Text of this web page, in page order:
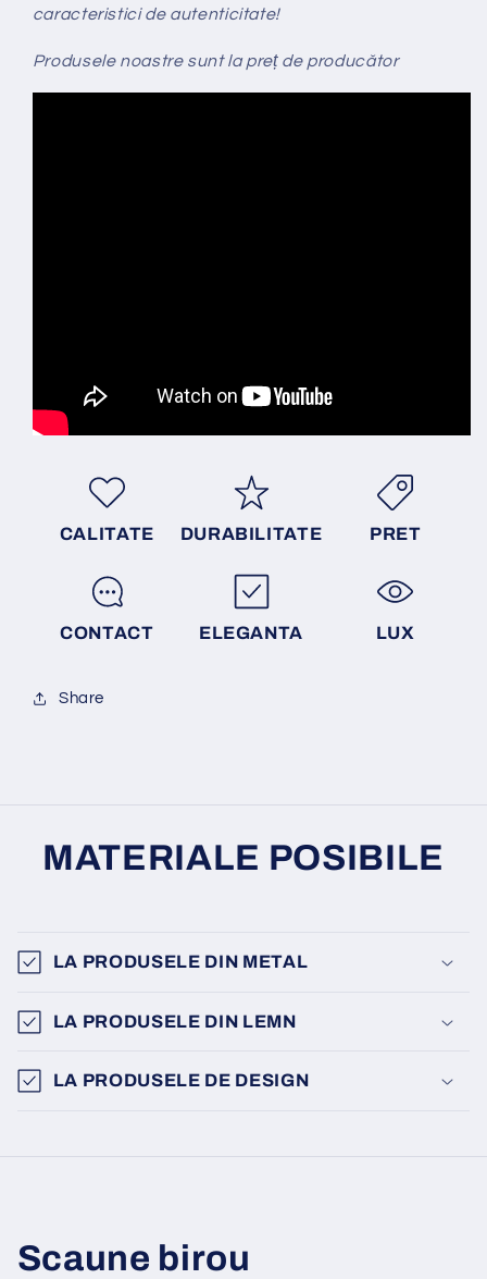
caracteristici de autenticitate!
Produsele noastre sunt la preț de producător
CALITATE DURABILITATE PRET
CONTACT ELEGANTA LUX
Share
MATERIALE POSIBILE
LA PRODUSELE DIN METAL
LA PRODUSELE DIN LEMN
LA PRODUSELE DE DESIGN
Scaune birou